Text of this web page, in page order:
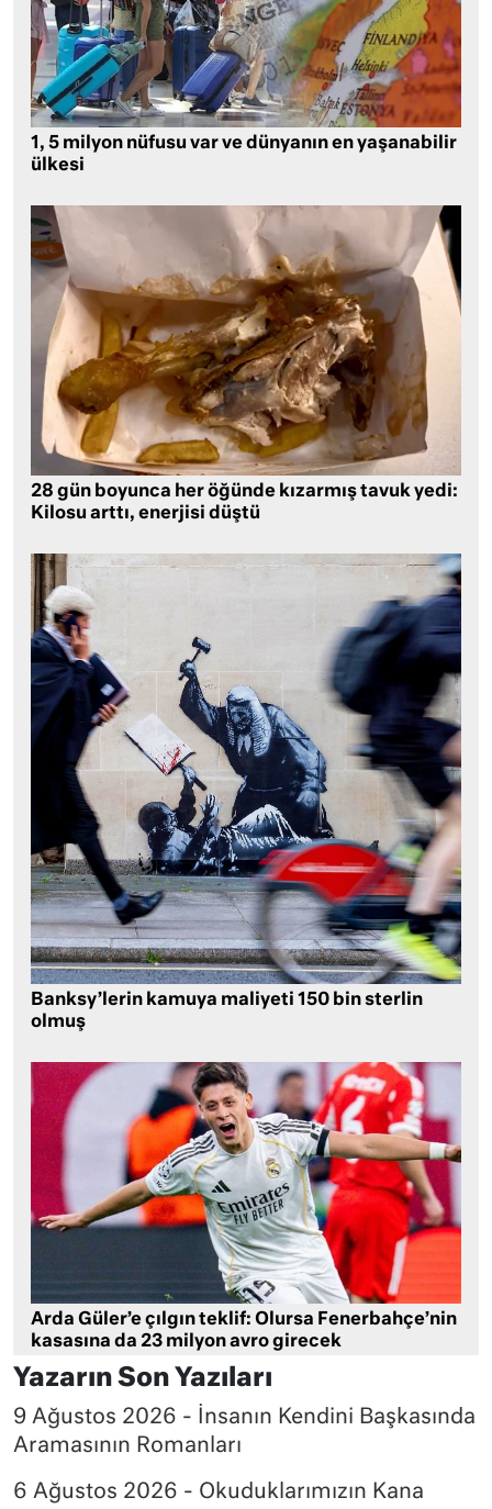
1, 5 milyon nüfusu var ve dünyanın en yaşanabilir
ülkesi
28 gün boyunca her öğünde kızarmış tavuk yedi:
Kilosu arttı, enerjisi düştü
Banksy’lerin kamuya maliyeti 150 bin sterlin
olmuş
Arda Güler’e çılgın teklif: Olursa Fenerbahçe’nin
kasasına da 23 milyon avro girecek
Yazarın Son Yazıları
9 Ağustos 2026 - İnsanın Kendini Başkasında
Aramasının Romanları
6 Ağustos 2026 - Okuduklarımızın Kana